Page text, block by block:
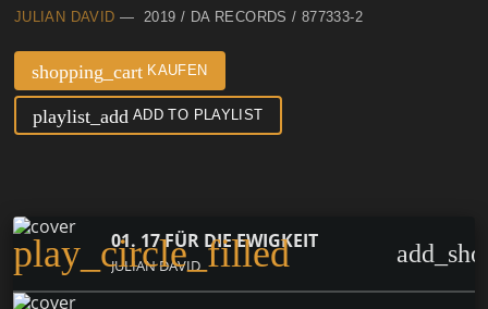
JULIAN DAVID — 2019 / DA RECORDS / 877333-2
shopping_cartKAUFEN
playlist_add ADD TO PLAYLIST
play_circle_filled
01. 17 FÜR DIE EWIGKEIT
JULIAN DAVID